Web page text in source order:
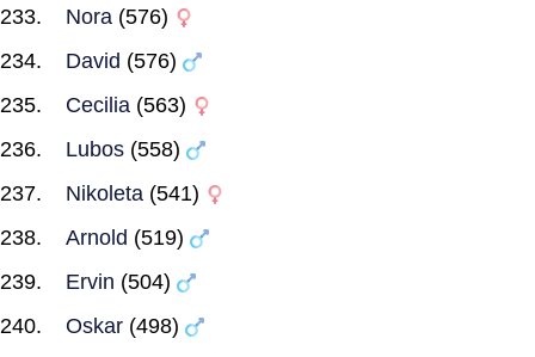
Nora (576)
David (576)
Cecilia (563)
Lubos (558)
Nikoleta (541)
Arnold (519)
Ervin (504)
Oskar (498)